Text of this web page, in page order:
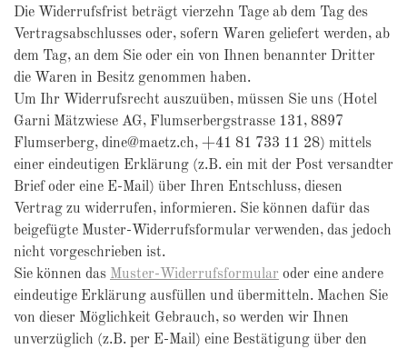
Die Widerrufsfrist beträgt vierzehn Tage ab dem Tag des
Vertragsabschlusses oder, sofern Waren geliefert werden, ab
dem Tag, an dem Sie oder ein von Ihnen benannter Dritter
die Waren in Besitz genommen haben.
Um Ihr Widerrufsrecht auszuüben, müssen Sie uns (Hotel
Garni Mätzwiese AG, Flumserbergstrasse 131, 8897
Flumserberg, dine@maetz.ch, +41 81 733 11 28) mittels
einer eindeutigen Erklärung (z.B. ein mit der Post versandter
Brief oder eine E-Mail) über Ihren Entschluss, diesen
Vertrag zu widerrufen, informieren. Sie können dafür das
beigefügte Muster-Widerrufsformular verwenden, das jedoch
nicht vorgeschrieben ist.
Sie können das Muster-Widerrufsformular oder eine andere
eindeutige Erklärung ausfüllen und übermitteln. Machen Sie
von dieser Möglichkeit Gebrauch, so werden wir Ihnen
unverzüglich (z.B. per E-Mail) eine Bestätigung über den